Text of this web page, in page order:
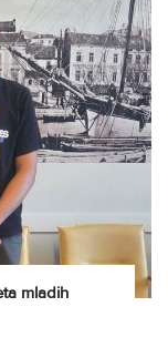
mladih